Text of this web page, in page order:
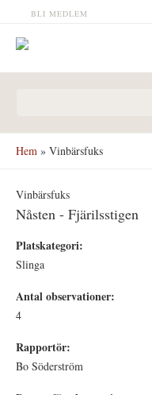
Hoppa till huvudinnehåll
BLI MEDLEM
Hem » Vinbärsfuks
Vinbärsfuks
Nåsten - Fjärilsstigen
Platskategori:
Slinga
Antal observationer:
4
Rapportör:
Bo Söderström